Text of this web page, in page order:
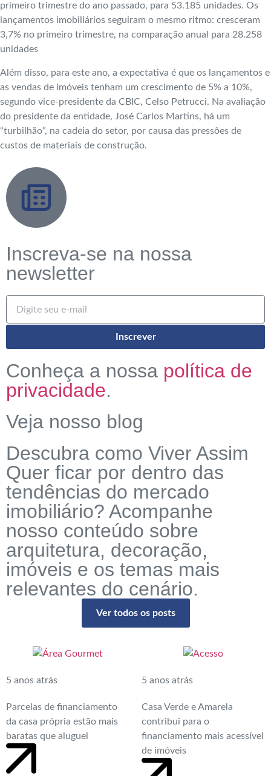
primeiro trimestre do ano passado, para 53.185 unidades. Os
lançamentos imobiliários seguiram o mesmo ritmo: cresceram
3,7% no primeiro trimestre, na comparação anual para 28.258
unidades
Além disso, para este ano, a expectativa é que os lançamentos e
as vendas de imóveis tenham um crescimento de 5% a 10%,
segundo vice-presidente da CBIC, Celso Petrucci. Na avaliação
do presidente da entidade, José Carlos Martins, há um
“turbilhão”, na cadeia do setor, por causa das pressões de
custos de materiais de construção.
Inscreva-se na nossa
newsletter
Inscrever
Conheça a nossa política de
privacidade.
Veja nosso blog
Descubra como Viver Assim
Quer ficar por dentro das
tendências do mercado
imobiliário? Acompanhe
nosso conteúdo sobre
arquitetura, decoração,
imóveis e os temas mais
relevantes do cenário.
Ver todos os posts
5 anos atrás
Parcelas de financiamento
da casa própria estão mais
baratas que aluguel
5 anos atrás
Casa Verde e Amarela
contribui para o
financiamento mais acessível
de imóveis